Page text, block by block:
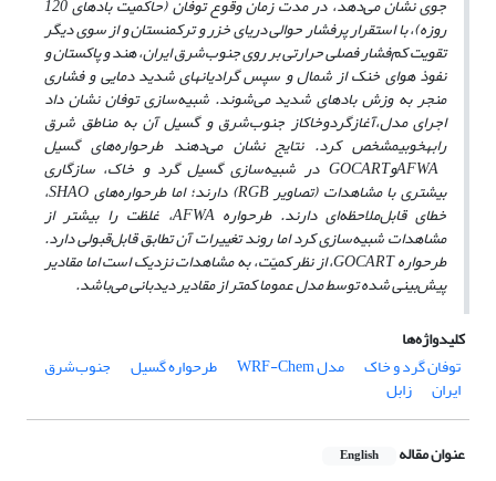
جوی نشان می‌دهد، در مدت زمان وقوع توفان (حاکمیت بادهای 120
روزه)، با استقرار پرفشار حوالی دریای خزر و ترکمنستان و از سوی دیگر
تقویت کم‌فشار فصلی حرارتی بر روی جنوب‌شرق ایران، هند و پاکستان و
نفوذ هوای خنک از شمال و سپس گرادیان­های شدید دمایی و فشاری
منجر به وزش بادهای شدید می‌شوند. شبیه‌سازی توفان نشان داد
اجرای مدل،آغازگردوخاکاز جنوب‌شرق و گسیل آن به مناطق شرق
رابهخوبیمشخص کرد. نتایج نشان می‌دهند طرحواره‌های گسیل
AFWA وGOCART در شبیه‌سازی گسیل گرد و خاک، سازگاری
بیشتری با مشاهدات (تصاویرRGB) دارند؛ اما طرحواره‌هایSHAO،
خطای قابل‌ملاحظه‌ای دارند. طرحوارهAFWA، غلظت را بیشتر از
مشاهدات شبیه‌سازی کرد اما روند تغییرات آن تطابق قابل‌قبولی دارد.
طرحوارهGOCART، از نظر کمیّت، به مشاهدات نزدیک است اما مقادیر
پیش‌بینی شده توسط مدل عموما کمتر از مقادیر دیدبانی می‌باشد.
کلیدواژه‌ها
توفان گرد و خاک
مدل WRF-Chem طرحواره گسیل جنوب‌شرق
ایران زابل
عنوان مقاله English